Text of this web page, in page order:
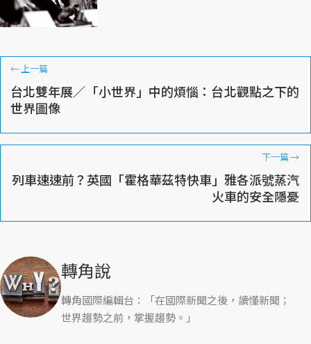
← 上一篇
台北雙年展／「小世界」中的煩惱：台北觀點之下的
世界圖像
下一篇→
列車速速前？英國「霍格華茲特快車」雅各派號蒸汽
火車的安全隱憂
轉角說
轉角國際編輯台：「在國際新聞之後，讀懂新聞；
世界趨勢之前，掌握趨勢。」